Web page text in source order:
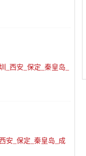
_西安_保定_秦皇岛_
安_保定_秦皇岛_成